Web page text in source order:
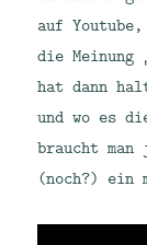
auf
die
hat dann
und wo es
braucht
(noch?) ein